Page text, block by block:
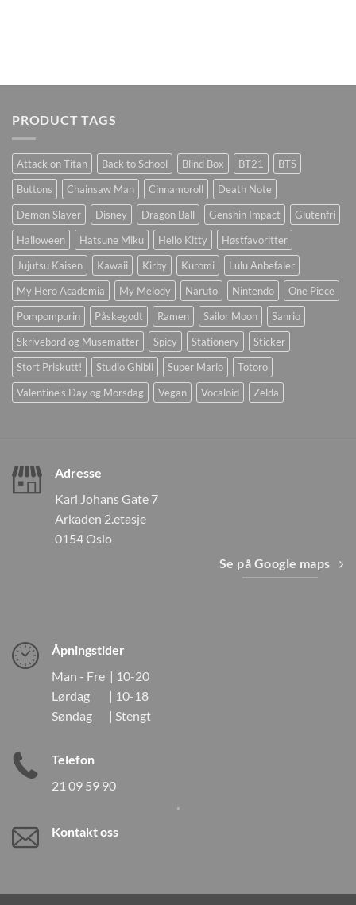
PRODUCT TAGS
Attack on Titan Back to School Blind Box BT21
BTS
Buttons
Chainsaw Man Cinnamoroll
Death Note
Demon Slayer
Disney Dragon Ball Genshin Impact
Glutenfri
Halloween
Hatsune Miku Hello Kitty
Høstfavoritter
Jujutsu Kaisen
Kawaii Kirby Kuromi
Lulu Anbefaler
My Hero Academia
My Melody Naruto Nintendo
One Piece
Pompompurin
Påskegodt Ramen Sailor Moon
Sanrio
Skrivebord og Musematter
Spicy Stationery
Sticker
Stort Priskutt!
Studio Ghibli Super Mario
Totoro
Valentine's Day og Morsdag
Vegan Vocaloid Zelda
Adresse
Karl Johans Gate 7
Arkaden 2.etasje
0154 Oslo
Se på Google maps
Åpningstider
Man - Fre | 10-20
Lørdag | 10-18
Søndag | Stengt
Telefon
21 09 59 90
Kontakt oss